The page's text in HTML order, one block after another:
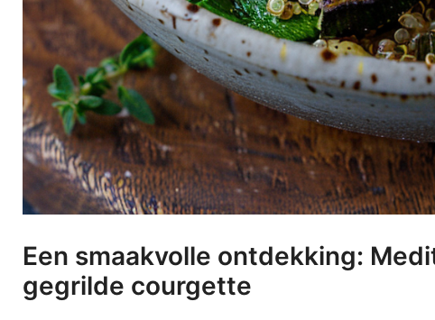
Een smaakvolle ontdekking:
gegrilde courgette